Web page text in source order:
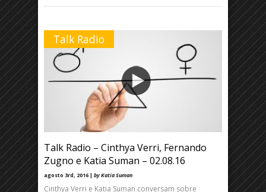
Talk Radio
Talk Radio – Cinthya Verri, Fernando
Zugno e Katia Suman – 02.08.16
agosto 3rd, 2016 | by Katia Suman
Cinthya Verri e Katia Suman conversam sobre